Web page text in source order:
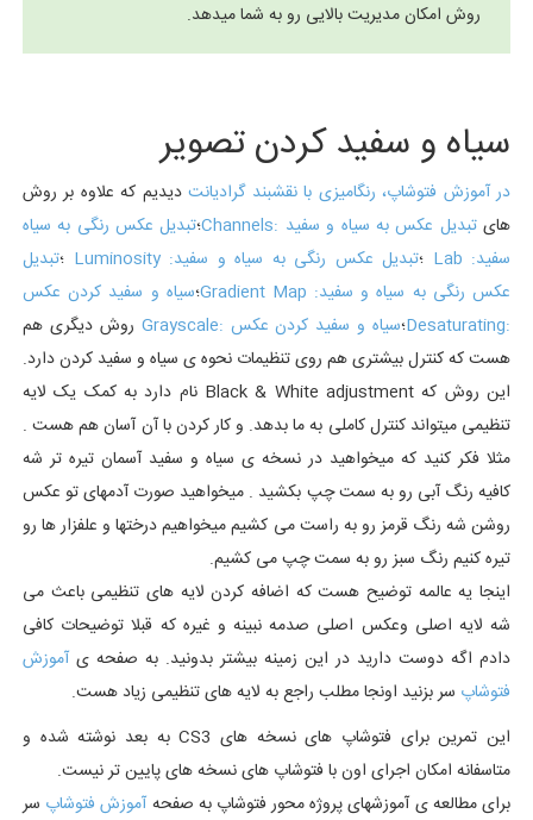
روش امکان مدیریت بالایی رو به شما میدهد.
سیاه و سفید کردن تصویر
در آموزش فتوشاپ، رنگامیزی با نقشبند گرادیانتدیدیم که علاوه بر روش
هایتبدیل عکس به سیاه و سفید :Channels ؛تبدیل عکس رنگی به سیاه
سفید: Lab
؛تبدیل عکس رنگی به سیاه و سفید: Luminosity ؛تبدیل
عکس رنگی به سیاه و سفید: Gradient Map
؛سیاه و سفید کردن عکس
:Desaturating
؛سیاه و سفید کردن عکس :Grayscale
روش دیگری هم
هست که کنترل بیشتری هم روی تنظیمات نحوه ی سیاه و سفید کردن دارد.
این روش که Black & White adjustment نام دارد به کمک یک لایه
تنظیمی میتواند کنترل کاملی به ما بدهد. و کار کردن با آن آسان هم هست .
مثلا فکر کنید که میخواهید در نسخه ی سیاه و سفید آسمان تیره تر شه
کافیه رنگ آبی رو به سمت چپ بکشید . میخواهید صورت آدمهای تو عکس
روشن شه رنگ قرمز رو به راست می کشیم میخواهیم درختها و علفزار ها رو
تیره کنیم رنگ سبز رو به سمت چپ می کشیم.
اینجا یه عالمه توضیح هست که اضافه کردن لایه های تنظیمی باعث می
شه لایه اصلی وعکس اصلی صدمه نبینه و غیره که قبلا توضیحات کافی
دادم اگه دوست دارید در این زمینه بیشتر بدونید. به صفحه ی آموزش
فتوشاپ سر بزنید اونجا مطلب راجع به لایه های تنظیمی زیاد هست.
این تمرین برای فتوشاپ های نسخه های CS3 به بعد نوشته شده و
متاسفانه امکان اجرای اون با فتوشاپ های نسخه های پایین تر نیست.
برای مطالعه ی آموزشهای پروژه محور فتوشاپ به صفحه آموزش فتوشاپ سر